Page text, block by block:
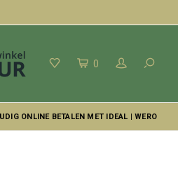
0
ONLINE BETALEN MET IDEAL | WERO